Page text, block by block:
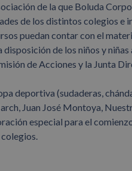
de la que Boluda
de los distintos colegios
puedan contar con el
de los niños y
de Acciones y la Junta
deportiva (sudaderas,
Juan José Montoya,
especial para el